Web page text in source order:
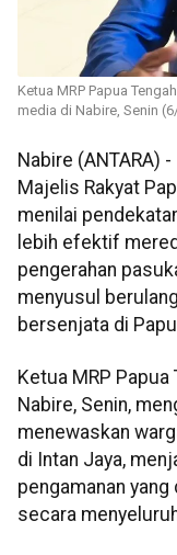
Ketua MRP Papua
media di Nabire, Senin
Nabire (ANTARA) -
Majelis Rakyat
menilai
lebih efektif
pengerahan
menyusul
bersenjata di
Ketua MRP
Nabire, Senin,
menewaskan
di Intan Jaya,
pengamanan
secara